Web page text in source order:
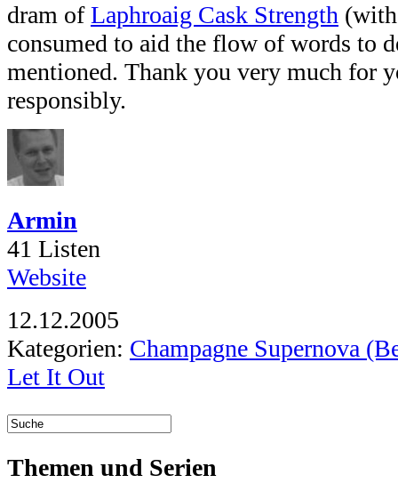
dram ofLaphroaig Cask Strength
consumed to aid the flow of words to
mentioned. Thank you very much for
responsibly.
Armin
41 Listen
Website
12.12.2005
Kategorien: Champagne Supernova
Let It Out
Themen und Serien